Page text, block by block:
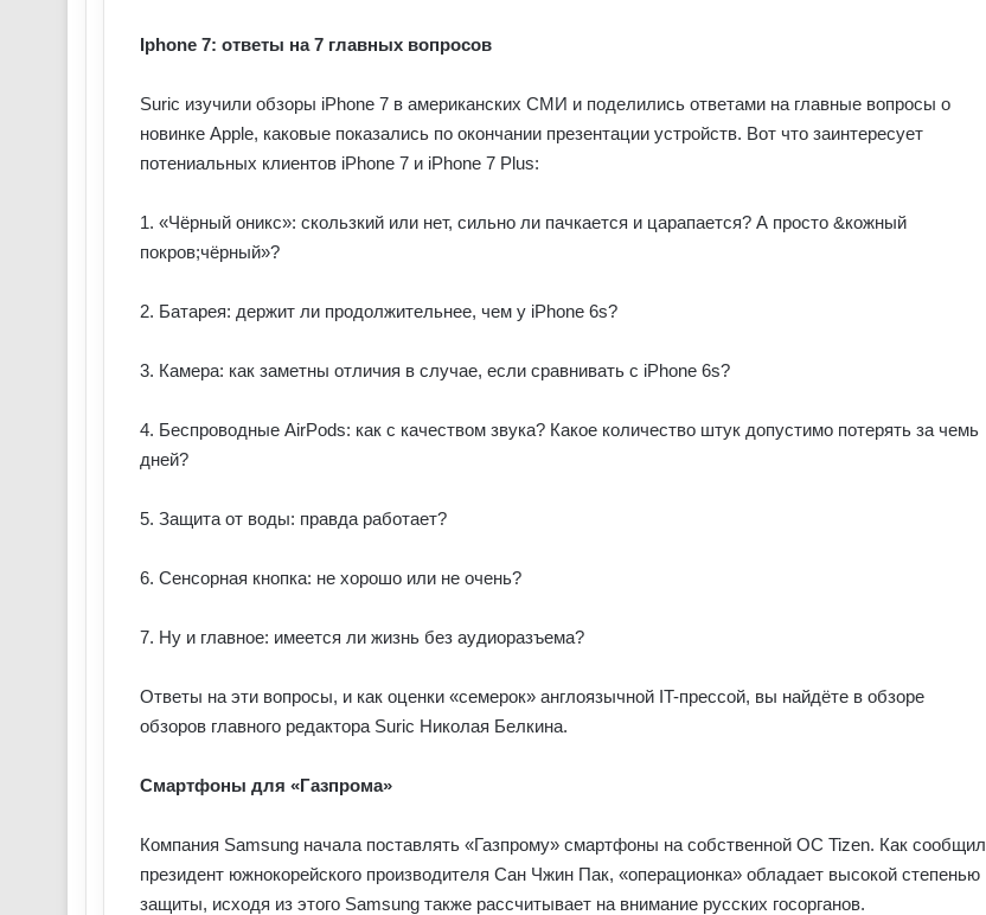
Iphone 7: ответы на 7 главных вопросов
Suric изучили обзоры iPhone 7 в американских СМИ и поделились ответами на главные вопросы о
новинке Apple, каковые показались по окончании презентации устройств. Вот что заинтересует
потениальных клиентов iPhone 7 и iPhone 7 Plus:
1. «Чёрный оникс»: скользкий или нет, сильно ли пачкается и царапается? А просто &кожный
покров;чёрный»?
2. Батарея: держит ли продолжительнее, чем у iPhone 6s?
3. Камера: как заметны отличия в случае, если сравнивать с iPhone 6s?
4. Беспроводные AirPods: как с качеством звука? Какое количество штук допустимо потерять за чемь
дней?
5. Защита от воды: правда работает?
6. Сенсорная кнопка: не хорошо или не очень?
7. Ну и главное: имеется ли жизнь без аудиоразъема?
Ответы на эти вопросы, и как оценки «семерок» англоязычной IT-прессой, вы найдёте в обзоре
обзоров главного редактора Suric Николая Белкина.
Смартфоны для «Газпрома»
Компания Samsung начала поставлять «Газпрому» смартфоны на собственной ОС Tizen. Как сообщил
президент южнокорейского производителя Сан Чжин Пак, «операционка» обладает высокой степенью
защиты, исходя из этого Samsung также рассчитывает на внимание русских госорганов.